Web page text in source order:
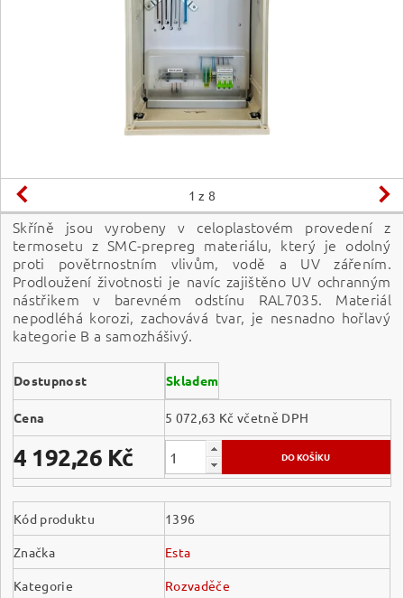
1 z 8
Skříně jsou vyrobeny v celoplastovém provedení z
termosetu z SMC-prepreg materiálu, který je odolný
proti povětrnostním vlivům, vodě a UV zářením.
Prodloužení životnosti je navíc zajištěno UV ochranným
nástřikem v barevném odstínu RAL7035. Materiál
nepodléhá korozi, zachovává tvar, je nesnadno hořlavý
kategorie B a samozhášivý.
Dostupnost Skladem
Cena 5 072,63 Kč včetně DPH
4 192,26 Kč
Kód produktu 1396
Značka Esta
Kategorie Rozvaděče